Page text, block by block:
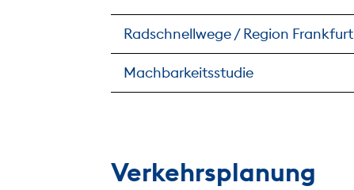
Radschnellwege / Region Frankfurt
Machbarkeitsstudie
Verkehrsplanung